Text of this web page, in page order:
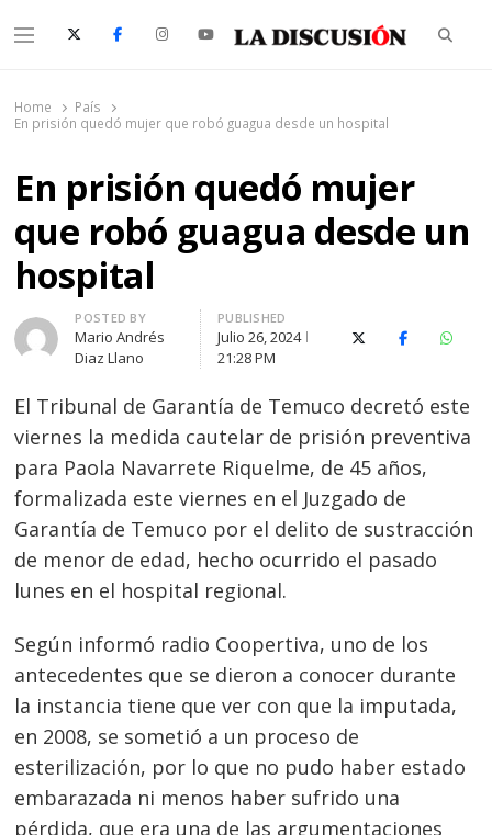
Menu
Home
País
En prisión quedó mujer que robó guagua desde un hospital
En prisión quedó mujer
que robó guagua desde un
hospital
Author
POSTED BY
Mario Andrés
Diaz Llano
PUBLISHED
Julio 26, 2024
21:28 PM
X (Twitter)Facebook
El Tribunal de Garantía de Temuco decretó este
viernes la medida cautelar de prisión preventiva
para Paola Navarrete Riquelme, de 45 años,
formalizada este viernes en el Juzgado de
Garantía de Temuco por el delito de sustracción
de menor de edad, hecho ocurrido el pasado
lunes en el hospital regional.
Según informó radio Coopertiva, uno de los
antecedentes que se dieron a conocer durante
la instancia tiene que ver con que la imputada,
en 2008, se sometió a un proceso de
esterilización, por lo que no pudo haber estado
embarazada ni menos haber sufrido una
pérdida, que era una de las argumentaciones